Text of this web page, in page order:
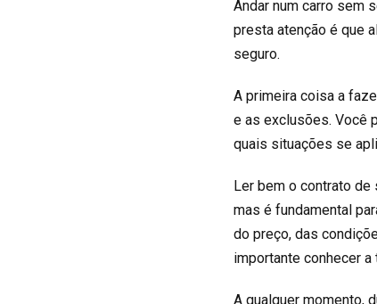
Andar num carro sem
presta atenção é que
seguro.
A primeira coisa a
e as exclusões. Você
quais situações se
Ler bem o contrato
mas é fundamental
do preço, das
importante conhecer
A qualquer momento,